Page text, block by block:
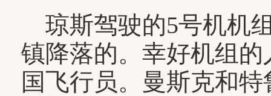
琼斯驾驶的5号机机
镇降落的。幸好机组
国飞行员。曼斯克和